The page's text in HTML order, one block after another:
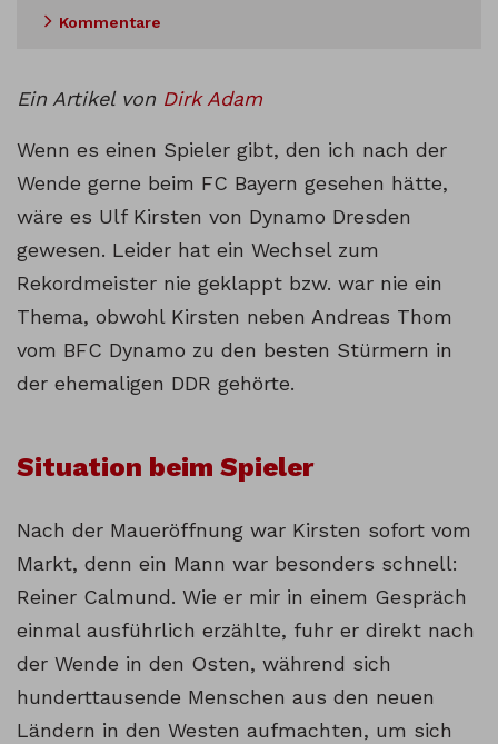
Kommentare
Ein Artikel von Dirk Adam
Wenn es einen Spieler gibt, den ich nach der
Wende gerne beim FC Bayern gesehen hätte,
wäre es Ulf Kirsten von Dynamo Dresden
gewesen. Leider hat ein Wechsel zum
Rekordmeister nie geklappt bzw. war nie ein
Thema, obwohl Kirsten neben Andreas Thom
vom BFC Dynamo zu den besten Stürmern in
der ehemaligen DDR gehörte.
Situation beim Spieler
Nach der Maueröffnung war Kirsten sofort vom
Markt, denn ein Mann war besonders schnell:
Reiner Calmund. Wie er mir in einem Gespräch
einmal ausführlich erzählte, fuhr er direkt nach
der Wende in den Osten, während sich
hunderttausende Menschen aus den neuen
Ländern in den Westen aufmachten, um sich